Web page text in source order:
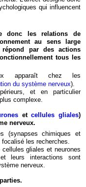
qui influencent
donc les relations de
au sens large
par des actions
tous les
apparaît chez les
du système nerveux).
et en particulier
complexe.
etcellules gliales)
nerveux.
(synapses chimiques et
les recherches.
gliales et neurones
leurs interactions sont
nerveux.